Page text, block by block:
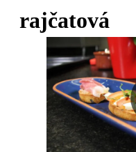
rajčatová